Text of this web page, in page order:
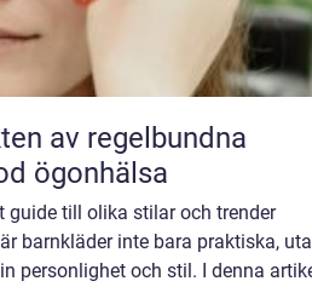
av regelbundna
ögonhälsa
guide till olika stilar och trender
barnkläder inte bara praktiska,
personlighet och stil. I denna